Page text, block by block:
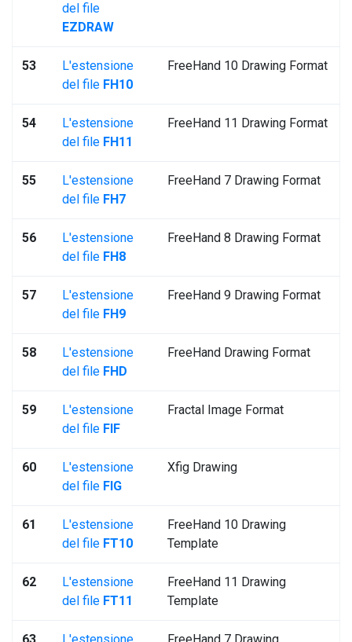
del file
EZDRAW
53
L'estensione
del file FH10
FreeHand 10 Drawing Format
54
L'estensione
del file FH11
FreeHand 11 Drawing Format
55
L'estensione
del file FH7
FreeHand 7 Drawing Format
56
L'estensione
del file FH8
FreeHand 8 Drawing Format
57
L'estensione
del file FH9
FreeHand 9 Drawing Format
58
L'estensione
del file FHD
FreeHand Drawing Format
59
L'estensione
del file FIF
Fractal Image Format
60
L'estensione
del file FIG
Xfig Drawing
61
L'estensione
del file FT10
FreeHand 10 Drawing
Template
62
L'estensione
del file FT11
FreeHand 11 Drawing
Template